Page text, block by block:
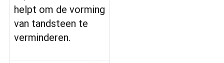
helpt om de vorming
van tandsteen te
verminderen.